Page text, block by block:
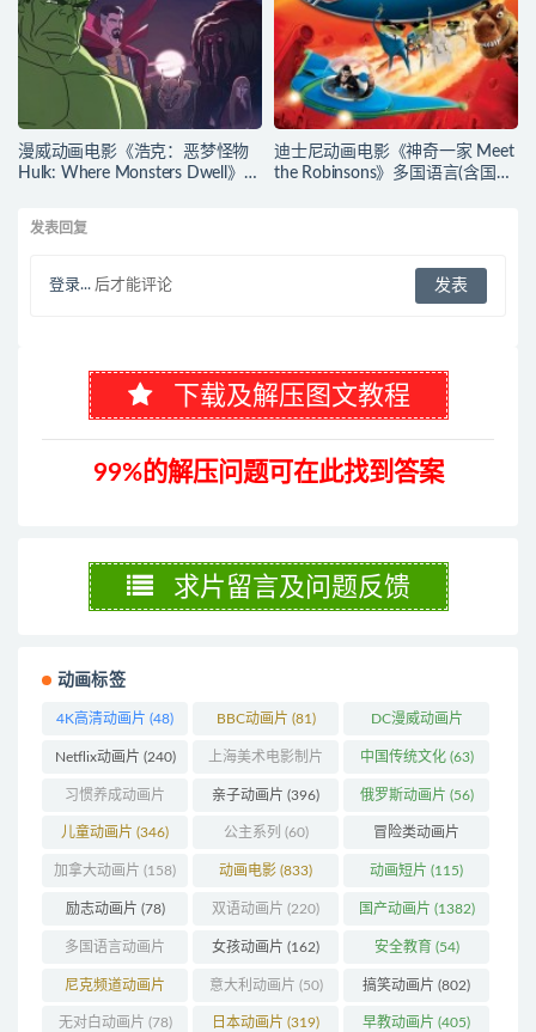
漫威动画电影《浩克：恶梦怪物
Hulk: Where Monsters Dwell》多
官方纯净收藏版
720P/MKV/2.15G 漫威动画片下
迪士尼动画电影《神奇一家 Meet
the Robinsons》多国语言(含国
发表回复
登录... 后才能评论
下载及解压图文教程
99%的解压问题可在此找到答案
求片留言及问题反馈
动画标签
4K高清动画片 (48) BBC动画片 (81) DC漫威动画片
(104)
Netflix动画片 (240) 上海美术电影制片
厂(126)
中国传统文化(63)
习惯养成动画片
(74)
亲子动画片 (396) 俄罗斯动画片 (56)
儿童动画片 (346) 公主系列 (60) 冒险类动画片
(1272)
加拿大动画片 (158) 动画电影 (833) 动画短片 (115)
励志动画片 (78) 双语动画片 (220) 国产动画片 (1382)
多国语言动画片
(179)
女孩动画片 (162) 安全教育 (54)
尼克频道动画片
(83)
意大利动画片 (50) 搞笑动画片 (802)
无对白动画片 (78) 日本动画片 (319) 早教动画片 (405)